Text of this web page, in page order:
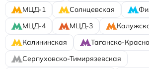
МЦД-1
Солнцевская
МЦД-4
МЦД-3
Калининская
Таганско-
Серпуховско-Тимирязевская